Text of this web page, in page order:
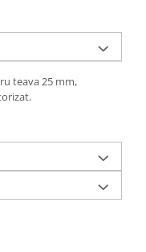
teava 25 mm,